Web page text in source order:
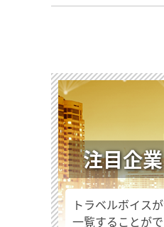
注目企
トラベルボイス
一覧することがで